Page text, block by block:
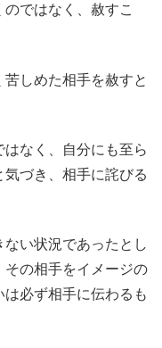
ではなく、赦すこ
しめた相手を赦すと
なく、自分にも至ら
づき、相手に詫びる
い状況であったとし
の相手をイメージの
必ず相手に伝わるも